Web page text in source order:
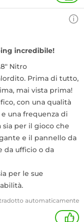
incredibile!
Nitro
Prima di tutto,
mai vista prima!
con una qualità
una frequenza di
per il gioco che
e il pannello da
da ufficio o da
per le sue
automaticamente
+